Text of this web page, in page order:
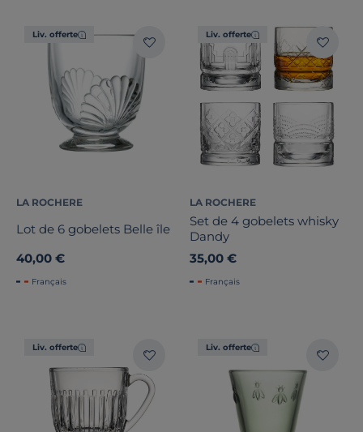
Liv. offerte
LA ROCHERE
Lot de 6 gobelets Belle île
40,00 €
Français
Liv. offerte
LA ROCHERE
Set de 4 gobelets whisky
Dandy
35,00 €
Français
Liv. offerte Liv. offerte